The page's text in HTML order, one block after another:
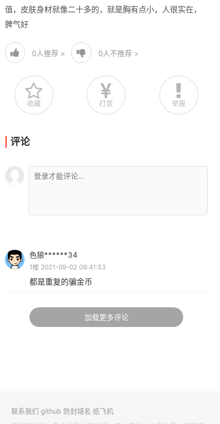
值，皮肤身材就像二十多的，就是胸有点小，人很实在，
脾气好
0人推荐 > 0人不推荐 >
收藏 打赏 举报
评论
色狼******34
1楼 2021-09-02 09:41:53
都是重复的骗金币
加载更多评论
联系我们 github 防封域名 纸飞机